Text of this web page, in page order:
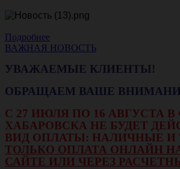
Подробнее
ВАЖНАЯ НОВОСТЬ
УВАЖАЕМЫЕ КЛИЕНТЫ!
ОБРАЩАЕМ ВАШЕ
С 27 ИЮЛЯ ПО 16 АВГУСТА
ХАБАРОВСКА НЕ БУДЕТ
ВИД ОПЛАТЫ: НАЛИЧНЫЕ И
ТОЛЬКО ОПЛАТА ОНЛАЙН
САЙТЕ ИЛИ ЧЕРЕЗ